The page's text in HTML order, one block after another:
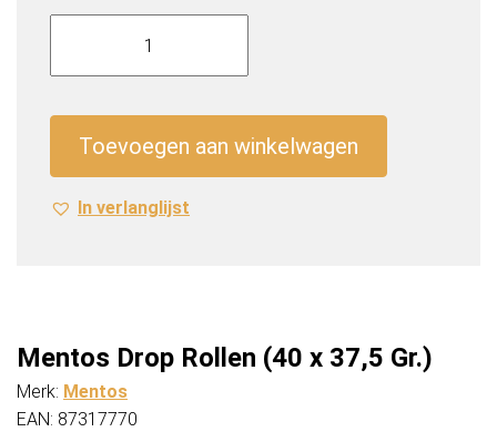
Mentos
Rollen
Gr.)
aantal
Toevoegen aan winkelwagen
In verlanglijst
Mentos Drop Rollen (40 x 37,5 Gr.)
Merk: Mentos
EAN: 87317770